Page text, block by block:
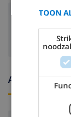
openhaard
Aankomst-
TOON